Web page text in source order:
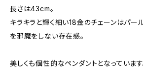
長さは43cm。
キラキラと輝く細い18金のチェーンはパー
を邪魔をしない存在感。
美しくも個性的なペンダントとなっています